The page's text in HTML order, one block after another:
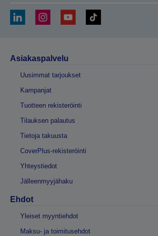
Asiakaspalvelu
Uusimmat tarjoukset
Kampanjat
Tuotteen rekisteröinti
Tilauksen palautus
Tietoja takuusta
CoverPlus-rekisteröinti
Yhteystiedot
Jälleenmyyjähaku
Ehdot
Yleiset myyntiehdot
Maksu- ja toimitusehdot